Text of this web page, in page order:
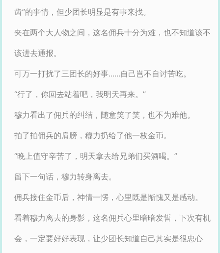
齿”的事情，但少团长明显是有事来找。
夹在两个大人物之间，这名佣兵十分为难，也不知道该不
该进去通报。
可万一打扰了三团长的好事......自己岂不自讨苦吃。
“行了，你回去站着吧，我明天再来。”
穆力看出了佣兵的纠结，随意笑了笑，也不为难他。
拍了拍佣兵的肩膀，穆力扔给了他一枚金币。
“晚上值守辛苦了，明天拿去给兄弟们买酒喝。”
留下一句话，穆力转身离去。
佣兵接住金币后，神情一愣，心里既是惭愧又是感动。
看着穆力离去的身影，这名佣兵心里暗暗发誓，下次有机
会，一定要好好表现，让少团长知道自己其实是很忠心